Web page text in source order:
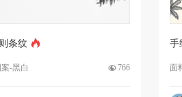
条纹
-黑白 766
手
面